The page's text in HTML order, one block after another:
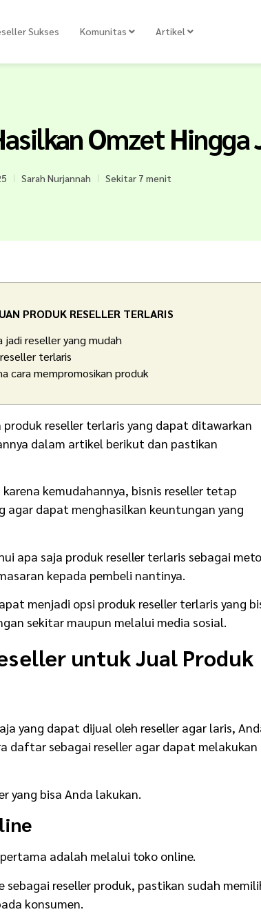
Sukses Komunitas Artikel
Omzet Hingga
Sarah Nurjannah Sekitar 7 menit
PRODUK RESELLER TERLARIS
jadi reseller yang mudah
terlaris
cara mempromosikan produk
reseller terlaris yang dapat ditawarkan
dalam artikel berikut dan pastikan
kemudahannya, bisnis reseller tetap
agar dapat menghasilkan keuntungan yang
apa saja produk reseller terlaris sebagai
kepada pembeli nantinya.
menjadi opsi produk reseller terlaris yang
sekitar maupun melalui media sosial.
untuk Jual Produk
yang dapat dijual oleh reseller agar laris,
daftar sebagai reseller agar dapat melakukan
yang bisa Anda lakukan.
adalah melalui toko online.
reseller produk, pastikan sudah
konsumen.